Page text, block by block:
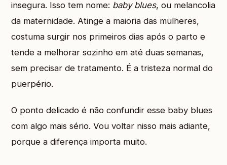
insegura. Isso tem nome: baby blues, ou melancolia
da maternidade. Atinge a maioria das mulheres,
costuma surgir nos primeiros dias após o parto e
tende a melhorar sozinho em até duas semanas,
sem precisar de tratamento. É a tristeza normal do
puerpério.
O ponto delicado é não confundir esse baby blues
com algo mais sério. Vou voltar nisso mais adiante,
porque a diferença importa muito.